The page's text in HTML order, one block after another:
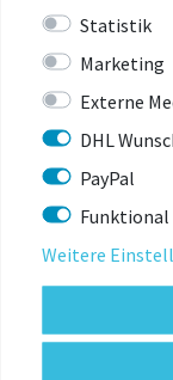
49
51
53
60
* Richtwerte,
Statistik
Marketing
Externe
DHL
PayPal
Funktional
Weitere